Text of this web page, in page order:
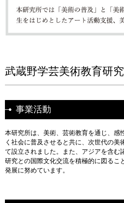
武蔵野学芸美術教育研
事業活動
本研究所は、美術、芸術教育を通じ、感
く社会に普及させると共に、次世代の美
て設立されました。また、アジアを含む
研究との国際文化交流を積極的に図るこ
発展に努めています。